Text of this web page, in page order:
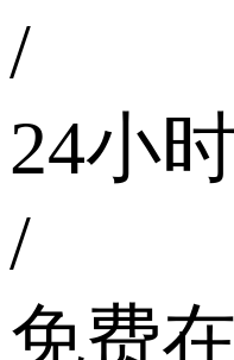
/
24小
/
免费